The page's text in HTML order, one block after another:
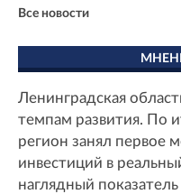
Все новости
Ленинградская
темпам развития. По
регион занял первое
инвестиций в
наглядный